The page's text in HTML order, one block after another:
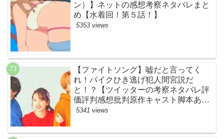
ン）】ネットの感想考察ネタバレまと
め【水着回！第５話！】
5353 views
【ファイトソング】嘘だと言ってく
れ！バイクひき逃げ犯人間宮説だ
と！？【ツイッターの考察ネタバレ評
価評判感想批判原作キャスト脚本あら
すじ伏線まとめ犯人黒幕・ドラマ・交
5341 views